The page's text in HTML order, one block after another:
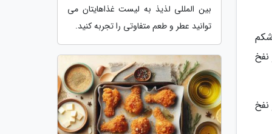
نفخ
بین المللی لذیذ به لیست غذاهایتان می
توانید عطر و طعم متفاوتی را تجربه کنید.